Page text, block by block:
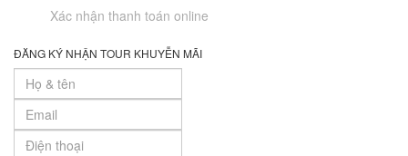
Xác nhận thanh toán online
ĐĂNG KÝ NHẬN TOUR KHUYỄN MÃI